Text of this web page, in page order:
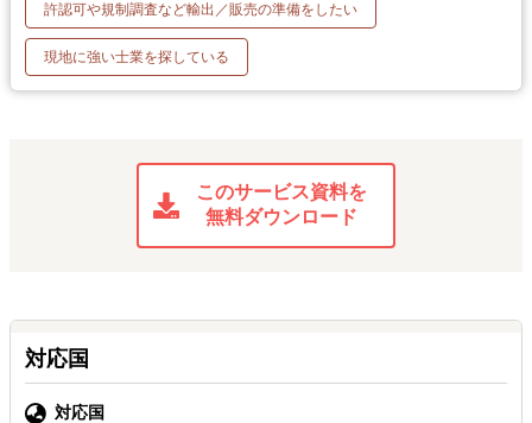
許認可や規制調査など輸出／販売の準備をしたい
現地に強い士業を探している
このサービス資料を
無料ダウンロード
対応国
対応国